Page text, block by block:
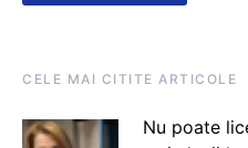
CELE MAI CITITE ARTICOLE
Nu poate